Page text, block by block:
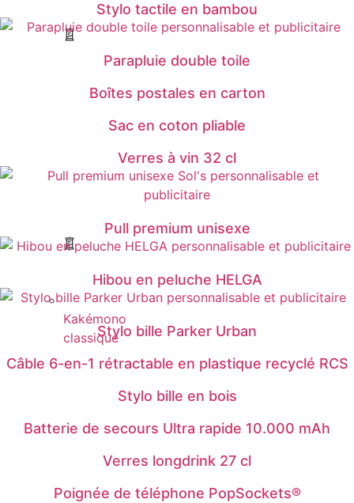
Kakémono
classique
Stylo tactile en bambou
Parapluie double toile
Boîtes postales en carton
Sac en coton pliable
Verres à vin 32 cl
Pull premium unisexe
Hibou en peluche HELGA
Stylo bille Parker Urban
Câble 6-en-1 rétractable en plastique recyclé RCS
Stylo bille en bois
Batterie de secours Ultra rapide 10.000 mAh
Verres longdrink 27 cl
Poignée de téléphone PopSockets®